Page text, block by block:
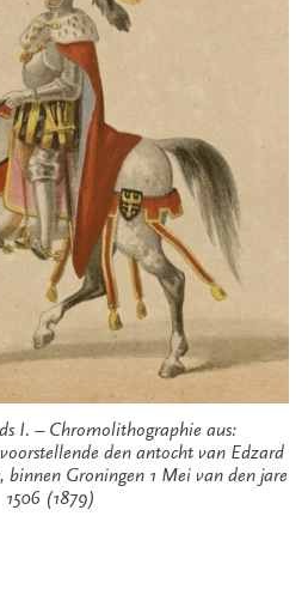
I. – Chromolithographie aus:
den antocht van Edzard
binnen Groningen 1 Mei van den jare
1506 (1879)